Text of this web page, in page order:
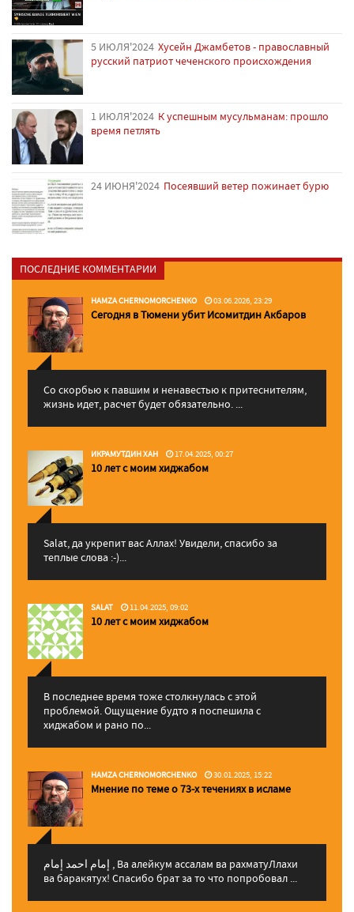
5 ИЮЛЯ'2024 Хусейн Джамбетов - православный
русский патриот чеченского происхождения
1 ИЮЛЯ'2024 К успешным мусульманам: прошло
время петлять
24 ИЮНЯ'2024 Посеявший ветер пожинает бурю
ПОСЛЕДНИЕ КОММЕНТАРИИ
HAMZA CHERNOMORCHENKO 03.06.2026, 23:29
Сегодня в Тюмени убит Исомитдин Акбаров
Со скорбью к павшим и ненавестью к притеснителям,
жизнь идет, расчет будет обязательно. ...
ИКРАМУТДИН ХАН 17.04.2025, 00:27
10 лет с моим хиджабом
Salat, да укрепит вас Аллаx! Увидели, спасибо за
теплые слова :-)...
SALAT 11.04.2025, 09:02
10 лет с моим хиджабом
В последнее время тоже столкнулась с этой
проблемой. Ощущение будто я поспешила с
хиджабом и рано по...
HAMZA CHERNOMORCHENKO 30.01.2025, 15:22
Мнение по теме о 73-х течениях в исламе
إمام احمد إمام , Ва алейкум ассалам ва рахматуЛлахи
ва баракятух! Спасибо брат за то что попробовал ...